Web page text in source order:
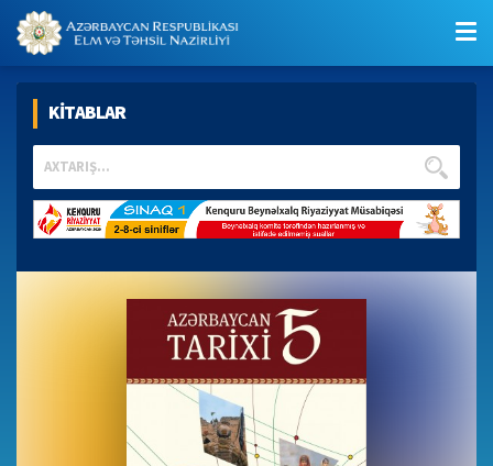
KİTABLAR